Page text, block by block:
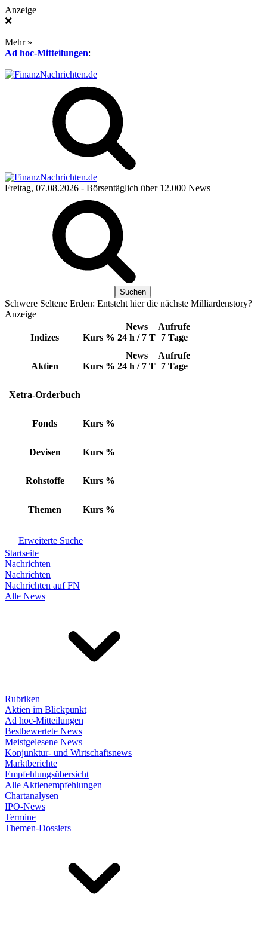
Anzeige
❌
Mehr »
Ad hoc-Mitteilungen:
Freitag, 07.08.2026 - Börsentäglich über 12.000 News
Schwere Seltene Erden: Entsteht hier die nächste Milliardenstory?
Anzeige
Indizes Kurs %
News
24 h / 7 T
Aufrufe
7 Tage
Aktien Kurs %
News
24 h / 7 T
Aufrufe
7 Tage
Xetra-Orderbuch
Fonds Kurs %
Devisen Kurs %
Rohstoffe Kurs %
Themen Kurs %
Erweiterte Suche
Startseite
Nachrichten
Nachrichten
Nachrichten auf FN
Alle News
Rubriken
Aktien im Blickpunkt
Ad hoc-Mitteilungen
Bestbewertete News
Meistgelesene News
Konjunktur- und Wirtschaftsnews
Marktberichte
Empfehlungsübersicht
Alle Aktienempfehlungen
Chartanalysen
IPO-News
Termine
Themen-Dossiers